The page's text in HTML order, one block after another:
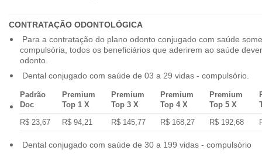
CONTRATAÇÃO ODONTOLÓGICA
Para a contratação do plano odonto conjugado com saúde
compulsória, todos os beneficiários que aderirem ao saúde
odonto.
Dental conjugado com saúde de 03 a 29 vidas - compulsório.
Padrão
Doc
Premium
Top 1 X
Premium
Top 3 X
Premium
Top 4 X
Premium
Top 5 X
R$ 23,67
R$ 94,21 R$ 145,77 R$ 168,27 R$ 192,68
Dental conjugado com saúde de 30 a 199 vidas - compulsório